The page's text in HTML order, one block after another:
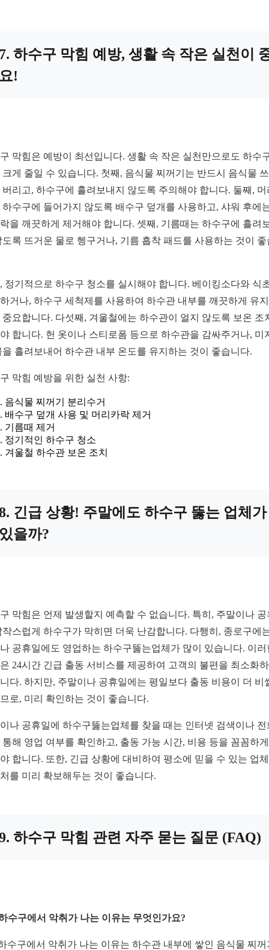
하수구 막힘 예방, 생활 속 작은 실천이
!
막힘은 예방이 최선입니다. 생활 속 작은 실천만으로도 하수
크게 줄일 수 있습니다. 첫째, 음식물 찌꺼기는 반드시 음식물
버리고, 하수구에 흘려보내지 않도록 주의해야 합니다. 둘째, 머
하수구에 들어가지 않도록 배수구 덮개를 사용하고, 샤워 후에
을 깨끗하게 제거해야 합니다. 셋째, 기름때는 하수구에 흘려
도록 뜨거운 물로 헹구거나, 기름 흡착 패드를 사용하는 것이 좋
정기적으로 하수구 청소를 실시해야 합니다. 베이킹소다와 식
거나, 하수구 세척제를 사용하여 하수관 내부를 깨끗하게 유
중요합니다. 다섯째, 겨울철에는 하수관이 얼지 않도록 보온 조
합니다. 헌 옷이나 스티로폼 등으로 하수관을 감싸주거나, 미
을 흘려보내어 하수관 내부 온도를 유지하는 것이 좋습니다.
막힘 예방을 위한 실천 사항:
음식물 찌꺼기 분리수거
배수구 덮개 사용 및 머리카락 제거
기름때 제거
정기적인 하수구 청소
겨울철 하수관 보온 조치
긴급 상황! 주말에도 하수구 뚫는 업체가
을까?
막힘은 언제 발생할지 예측할 수 없습니다. 특히, 주말이나 공
작스럽게 하수구가 막히면 더욱 난감합니다. 다행히, 종로구에
공휴일에도 영업하는 하수구뚫는업체가 많이 있습니다. 이러
24시간 긴급 출동 서비스를 제공하여 고객의 불편을 최소화
다. 하지만, 주말이나 공휴일에는 평일보다 출동 비용이 더 비
로, 미리 확인하는 것이 좋습니다.
나 공휴일에 하수구뚫는업체를 찾을 때는 인터넷 검색이나 전
통해 영업 여부를 확인하고, 출동 가능 시간, 비용 등을 꼼꼼하
합니다. 또한, 긴급 상황에 대비하여 평소에 믿을 수 있는 업
를 미리 확보해두는 것이 좋습니다.
하수구 막힘 관련 자주 묻는 질문 (FAQ)
수구에서 악취가 나는 이유는 무엇인가요?
수구에서 악취가 나는 이유는 하수관 내부에 쌓인 음식물 찌꺼